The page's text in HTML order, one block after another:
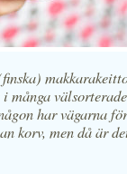
har vägarna
korv, men då är